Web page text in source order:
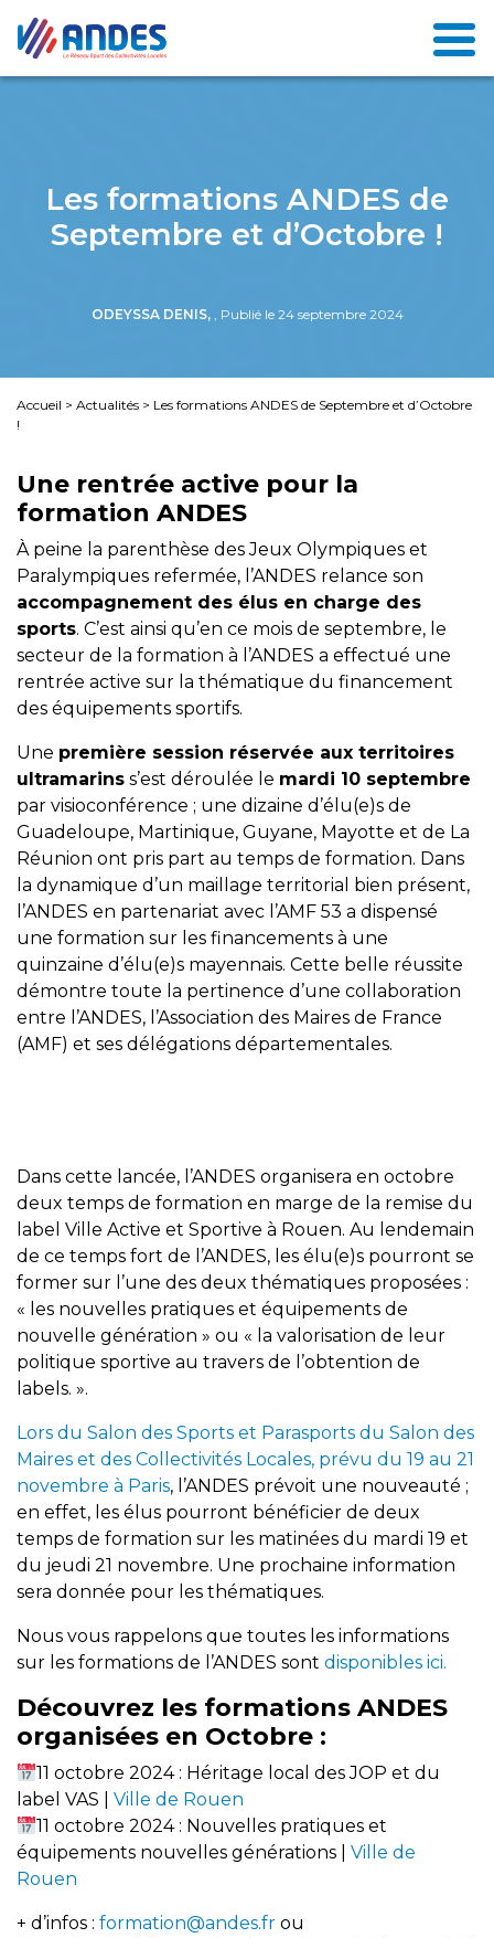
Les formations ANDES de
Septembre et d’Octobre !
ODEYSSA DENIS, , Publié le 24 septembre 2024
Accueil > Actualités > Les formations ANDES de Septembre et d’Octobre
!
Une rentrée active pour la
formation ANDES
À peine la parenthèse des Jeux Olympiques et
Paralympiques refermée, l’ANDES relance son
accompagnement des élus en charge des
sports. C’est ainsi qu’en ce mois de septembre, le
secteur de la formation à l’ANDES a effectué une
rentrée active sur la thématique du financement
des équipements sportifs.
Une première session réservée aux territoires
ultramarins s’est déroulée le mardi 10 septembre
par visioconférence ; une dizaine d’élu(e)s de
Guadeloupe, Martinique, Guyane, Mayotte et de La
Réunion ont pris part au temps de formation. Dans
la dynamique d’un maillage territorial bien présent,
l’ANDES en partenariat avec l’AMF 53 a dispensé
une formation sur les financements à une
quinzaine d’élu(e)s mayennais. Cette belle réussite
démontre toute la pertinence d’une collaboration
entre l’ANDES, l’Association des Maires de France
(AMF) et ses délégations départementales.
Dans cette lancée, l’ANDES organisera en octobre
deux temps de formation en marge de la remise du
label Ville Active et Sportive à Rouen. Au lendemain
de ce temps fort de l’ANDES, les élu(e)s pourront se
former sur l’une des deux thématiques proposées :
« les nouvelles pratiques et équipements de
nouvelle génération » ou « la valorisation de leur
politique sportive au travers de l’obtention de
labels. ».
Lors du Salon des Sports et Parasports du Salon des
Maires et des Collectivités Locales, prévu du 19 au 21
novembre à Paris, l’ANDES prévoit une nouveauté ;
en effet, les élus pourront bénéficier de deux
temps de formation sur les matinées du mardi 19 et
du jeudi 21 novembre. Une prochaine information
sera donnée pour les thématiques.
Nous vous rappelons que toutes les informations
sur les formations de l’ANDES sont disponibles ici.
Découvrez les formations ANDES
organisées en Octobre :
11 octobre 2024 : Héritage local des JOP et du
label VAS | Ville de Rouen
11 octobre 2024 : Nouvelles pratiques et
équipements nouvelles générations | Ville de
Rouen
+ d’infos : formation@andes.fr ou